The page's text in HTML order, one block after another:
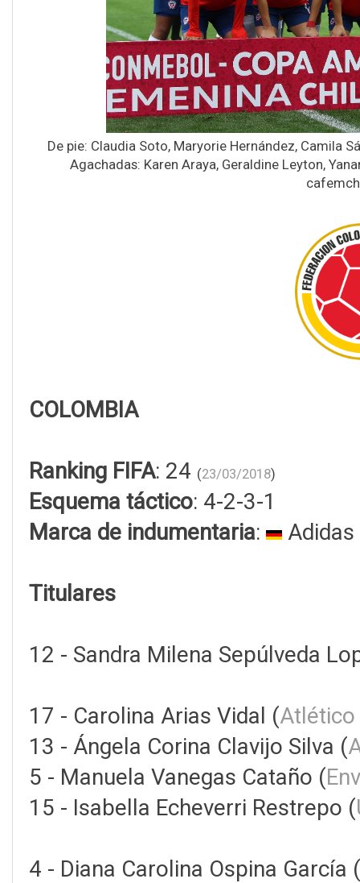
De pie: Claudia Soto, Maryorie Hernández, Camila
Agachadas: Karen Araya, Geraldine Leyton,
COLOMBIA
Ranking FIFA: 24 (23/03/2018)
Esquema táctico: 4-2-3-1
Marca de indumentaria: Adidas
Titulares
12 - Sandra Milena Sepúlveda
17 - Carolina Arias Vidal (
13 - Ángela Corina Clavijo Silva (
5 - Manuela Vanegas Cataño (
15 - Isabella Echeverri Restrepo (
4 - Diana Carolina Ospina García (